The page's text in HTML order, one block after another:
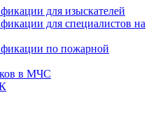
для изыскателей
для специалистов на
по пожарной
в МЧС